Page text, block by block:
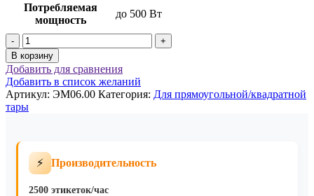
Потребляемая
мощность
до 500 Вт
Количество
товара
Автоматическая
машина
для
односторонней
этикетировки
В корзину
Добавить для сравнения
Добавить в список желаний
Артикул: ЭМ06.00 Категория: Для прямоугольной/квадратной
тары
⚡ Производительность
2500 этикеток/час